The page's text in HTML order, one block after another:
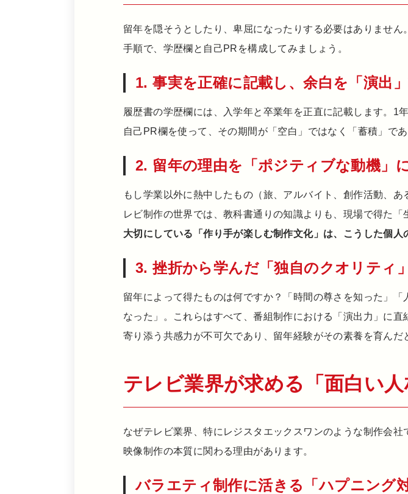
留年を隠そうとしたり、卑屈になったりする必要はありませ
手順で、学歴欄と自己PRを構成してみましょう。
1. 事実を正確に記載し、余白を「演出
履歴書の学歴欄には、入学年と卒業年を正直に記載します。1
自己PR欄を使って、その期間が「空白」ではなく「蓄積」で
2. 留年の理由を「ポジティブな動機」
もし学業以外に熱中したもの（旅、アルバイト、創作活動、
レビ制作の世界では、教科書通りの知識よりも、現場で得た「
大切にしている「作り手が楽しむ制作文化」は、こうした個人
3. 挫折から学んだ「独自のクオリティ
留年によって得たものは何ですか？「時間の尊さを知った」
なった」。これらはすべて、番組制作における「演出力」に
寄り添う共感力が不可欠であり、留年経験がその素養を育んだ
テレビ業界が求める「面白い
なぜテレビ業界、特にレジスタエックスワンのような制作会
映像制作の本質に関わる理由があります。
バラエティ制作に活きる「ハプニング対